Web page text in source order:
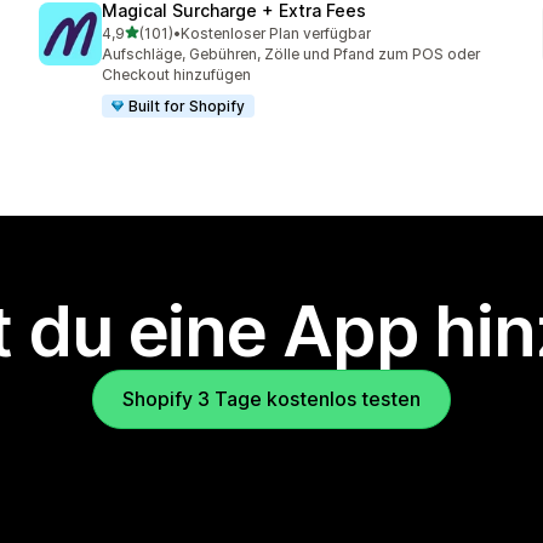
Magical Surcharge + Extra Fees
4,9von 5 Sternen
(101)
101 Rezensionen insgesamt
•Kostenloser Plan verfügbar
Aufschläge, Gebühren, Zölle und Pfand zum POS oder
Checkout hinzufügen
Built for Shopify
du eine App
Shopify 3 Tage kostenlos testen